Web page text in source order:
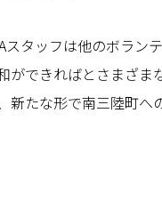
タッフは他のボラン
できればとさまざま
たな形で南三陸町へ